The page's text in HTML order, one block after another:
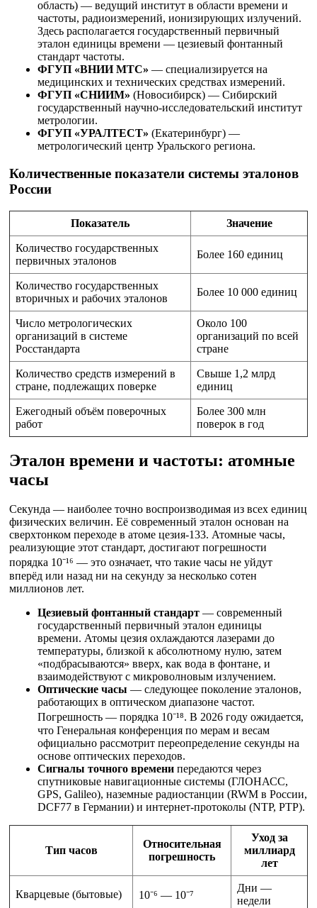
область) — ведущий институт в области времени и
частоты, радиоизмерений, ионизирующих излучений.
Здесь располагается государственный первичный
эталон единицы времени — цезиевый фонтанный
стандарт частоты.
ФГУП «ВНИИ МТС» — специализируется на
медицинских и технических средствах измерений.
ФГУП «СНИИМ» (Новосибирск) — Сибирский
государственный научно-исследовательский институт
метрологии.
ФГУП «УРАЛТЕСТ» (Екатеринбург) —
метрологический центр Уральского региона.
Количественные показатели системы эталонов
России
Показатель Значение
Количество государственных
первичных эталонов
Более 160 единиц
Количество государственных
вторичных и рабочих эталонов
Более 10 000 единиц
Число метрологических
организаций в системе
Росстандарта
Около 100
организаций по всей
стране
Количество средств измерений в
стране, подлежащих поверке
Свыше 1,2 млрд
единиц
Ежегодный объём поверочных
работ
Более 300 млн
поверок в год
Эталон времени и частоты: атомные
часы
Секунда — наиболее точно воспроизводимая из всех единиц
физических величин. Её современный эталон основан на
сверхтонком переходе в атоме цезия-133. Атомные часы,
реализующие этот стандарт, достигают погрешности
порядка 10⁻¹⁶ — это означает, что такие часы не уйдут
вперёд или назад ни на секунду за несколько сотен
миллионов лет.
Цезиевый фонтанный стандарт — современный
государственный первичный эталон единицы
времени. Атомы цезия охлаждаются лазерами до
температуры, близкой к абсолютному нулю, затем
«подбрасываются» вверх, как вода в фонтане, и
взаимодействуют с микроволновым излучением.
Оптические часы — следующее поколение эталонов,
работающих в оптическом диапазоне частот.
Погрешность — порядка 10⁻¹⁸. В 2026 году ожидается,
что Генеральная конференция по мерам и весам
официально рассмотрит переопределение секунды на
основе оптических переходов.
Сигналы точного времени передаются через
спутниковые навигационные системы (ГЛОНАСС,
GPS, Galileo), наземные радиостанции (RWM в России,
DCF77 в Германии) и интернет-протоколы (NTP, PTP).
Тип часов
Относительная
погрешность
Уход за
миллиард
лет
Кварцевые (бытовые) 10⁻⁶ — 10⁻⁷
Дни —
недели